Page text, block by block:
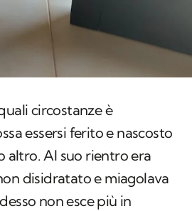
circostanze è
essersi ferito e nascosto
altro. Al suo rientro era
disidratato e miagolava
non esce più in